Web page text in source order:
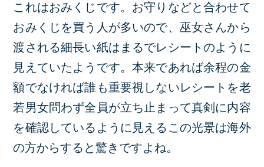
これはおみくじです。お守りなどと合わせて
おみくじを買う人が多いので、巫女さんから
渡される細長い紙はまるでレシートのように
見えていたようです。本来であれば余程の金
額でなければ誰も重要視しないレシートを老
若男女問わず全員が立ち止まって真剣に内容
を確認しているように見えるこの光景は海外
の方からすると驚きですよね。